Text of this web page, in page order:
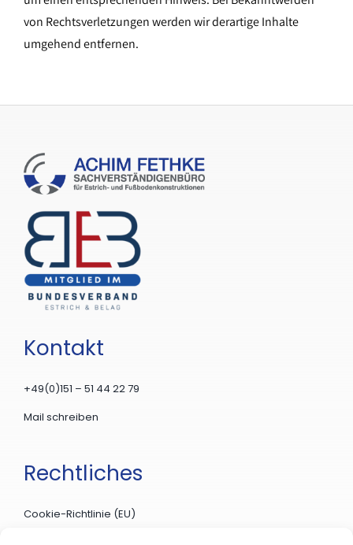
von Rechtsverletzungen werden wir derartige Inhalte
umgehend entfernen.
Kontakt
+49(0)151 – 51 44 22 79
Mail schreiben
Rechtliches
Cookie-Richtlinie (EU)